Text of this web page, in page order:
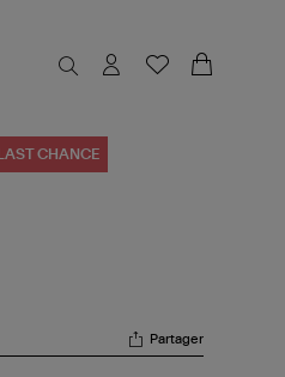
LAST CHANCE
Partager